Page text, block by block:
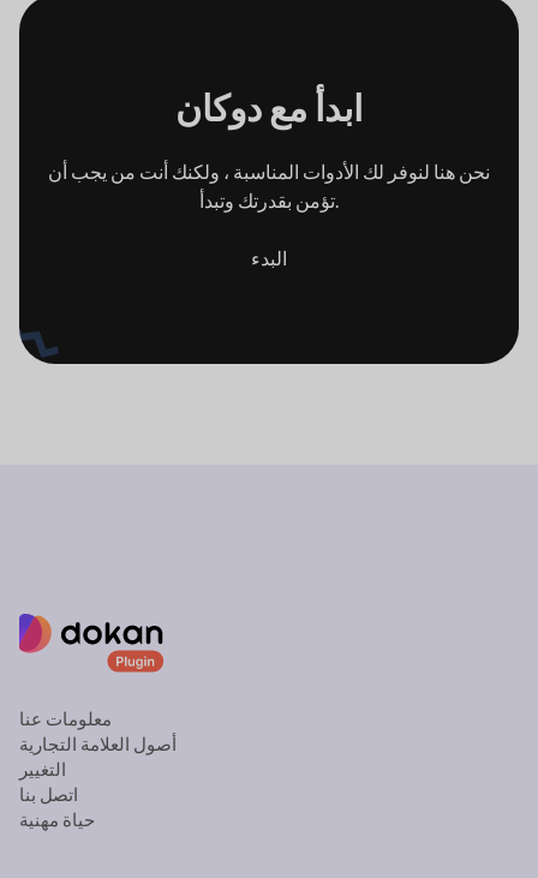
ابدأ معدوكان
نحن هنا لنوفر لك الأدوات المناسبة ، ولكنك أنت من يجب أن
تؤمن بقدرتك وتبدأ.
البدء
معلومات عنا
أصول العلامة التجارية
التغيير
اتصل بنا
حياة مهنية